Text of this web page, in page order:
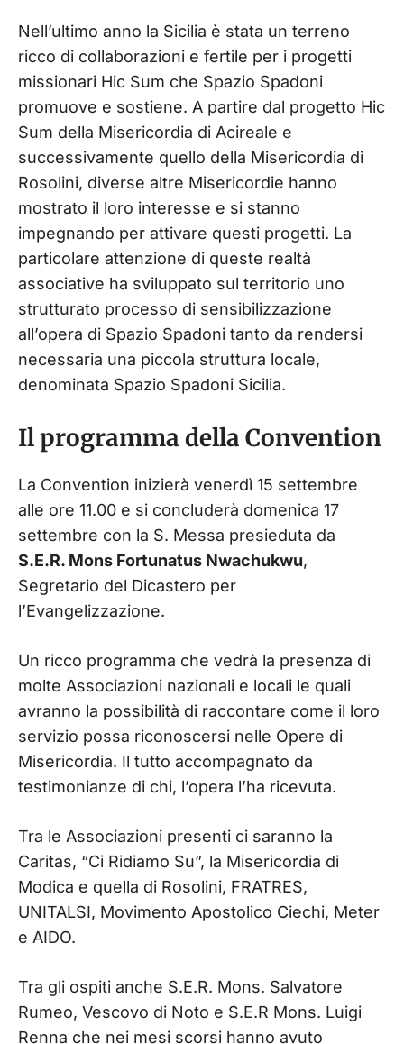
Nell’ultimo anno la Sicilia è stata un terreno
ricco di collaborazioni e fertile per i progetti
missionari Hic Sum che Spazio Spadoni
promuove e sostiene. A partire dal progetto Hic
Sum della Misericordia di Acireale e
successivamente quello della Misericordia di
Rosolini, diverse altre Misericordie hanno
mostrato il loro interesse e si stanno
impegnando per attivare questi progetti. La
particolare attenzione di queste realtà
associative ha sviluppato sul territorio uno
strutturato processo di sensibilizzazione
all’opera di Spazio Spadoni tanto da rendersi
necessaria una piccola struttura locale,
denominata Spazio Spadoni Sicilia.
Il programma della Convention
La Convention inizierà venerdì 15 settembre
alle ore 11.00 e si concluderà domenica 17
settembre con la S. Messa presieduta da
S.E.R. Mons Fortunatus Nwachukwu,
Segretario del Dicastero per
l’Evangelizzazione.
Un ricco programma che vedrà la presenza di
molte Associazioni nazionali e locali le quali
avranno la possibilità di raccontare come il loro
servizio possa riconoscersi nelle Opere di
Misericordia. Il tutto accompagnato da
testimonianze di chi, l’opera l’ha ricevuta.
Tra le Associazioni presenti ci saranno la
Caritas, “Ci Ridiamo Su”, la Misericordia di
Modica e quella di Rosolini, FRATRES,
UNITALSI, Movimento Apostolico Ciechi, Meter
e AIDO.
Tra gli ospiti anche S.E.R. Mons. Salvatore
Rumeo, Vescovo di Noto e S.E.R Mons. Luigi
Renna che nei mesi scorsi hanno avuto